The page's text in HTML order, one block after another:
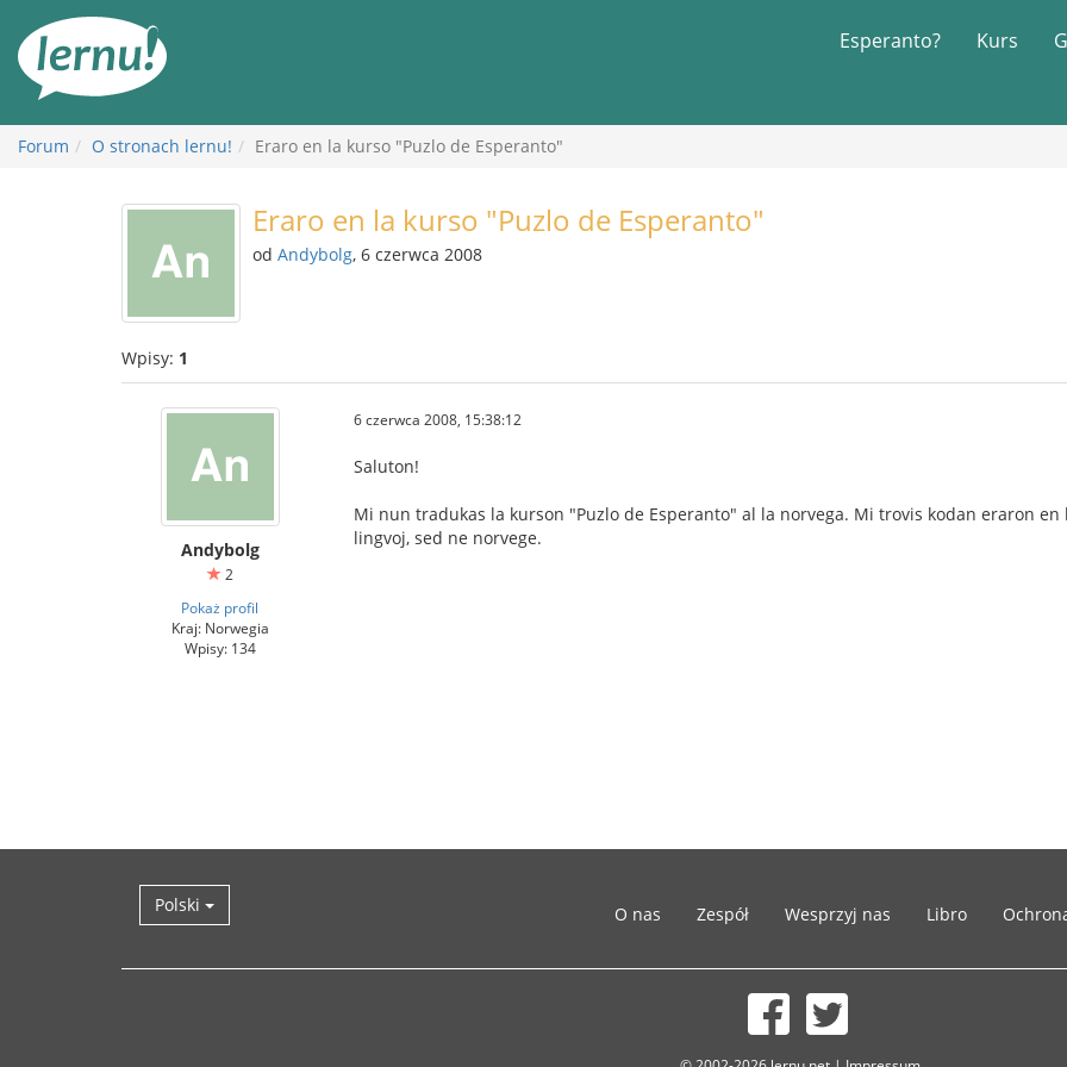
Esperanto? Kurs
Forum O stronach lernu! Eraro en la kurso "Puzlo de Esperanto"
Eraro en la kurso "Puzlo de Esperanto"
od Andybolg, 6 czerwca 2008
Wpisy: 1
Andybolg
2
Pokaż profil
Kraj: Norwegia
Wpisy: 134
6 czerwca 2008, 15:38:12
Saluton!
Mi nun tradukas la kurson "Puzlo de Esperanto" al la norvega. Mi trovis kodan eraron
lingvoj, sed ne norvege.
Polski O nas Zespół Wesprzyj nas Libro